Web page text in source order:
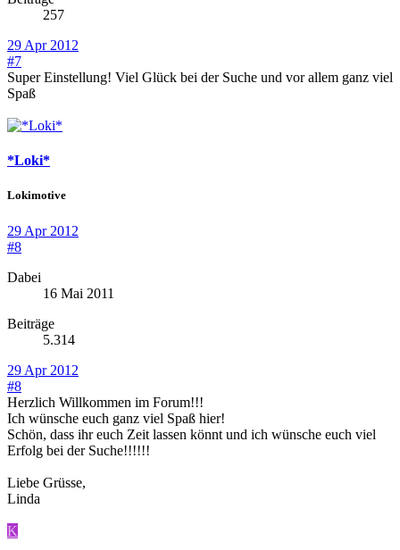
257
29 Apr 2012
#7
Super Einstellung! Viel Glück bei der Suche und vor allem ganz viel
Spaß
*Loki*
Lokimotive
29 Apr 2012
#8
Dabei
16 Mai 2011
Beiträge
5.314
29 Apr 2012
#8
Herzlich Willkommen im Forum!!!
Ich wünsche euch ganz viel Spaß hier!
Schön, dass ihr euch Zeit lassen könnt und ich wünsche euch viel
Erfolg bei der Suche!!!!!!
Liebe Grüsse,
Linda
K